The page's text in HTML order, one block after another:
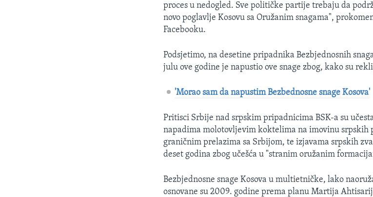
proces u nedogled. Sve političke partije trebaju da
novo poglavlje Kosovu sa Oružanim snagama",
Facebooku.
Podsjetimo, na desetine pripadnika Bezbjednosnih
julu ove godine je napustio ove snage zbog, kako su
'Morao sam da napustim Bezbednosne snage Kosova'
Pritisci Srbije nad srpskim pripadnicima BSK-a su
napadima molotovljevim koktelima na imovinu
graničnim prelazima sa Srbijom, te izjavama srpskih
deset godina zbog učešća u "stranim oružanim
Bezbjednosne snage Kosova u multietničke, lako
osnovane su 2009. godine prema planu Martija